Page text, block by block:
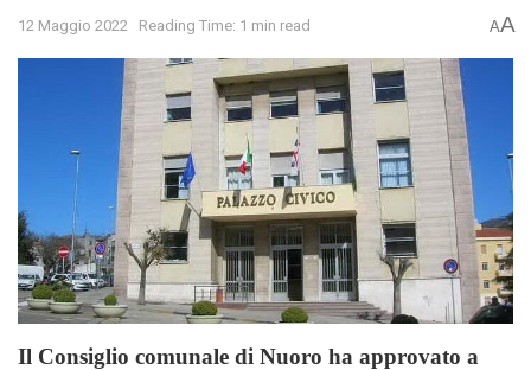
12 Maggio 2022 Reading Time: 1 min read AA
Il Consiglio comunale di Nuoro ha approvato a